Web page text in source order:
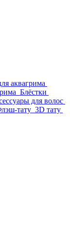
аквагрима
Блёстки
для волос
тату 3D тату